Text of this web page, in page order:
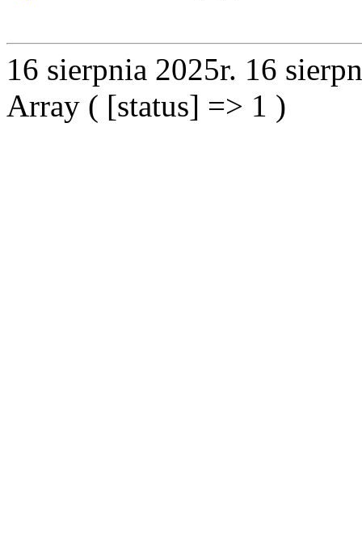
16 sierpnia 2025r. 16
Array ( [status] => 1 )